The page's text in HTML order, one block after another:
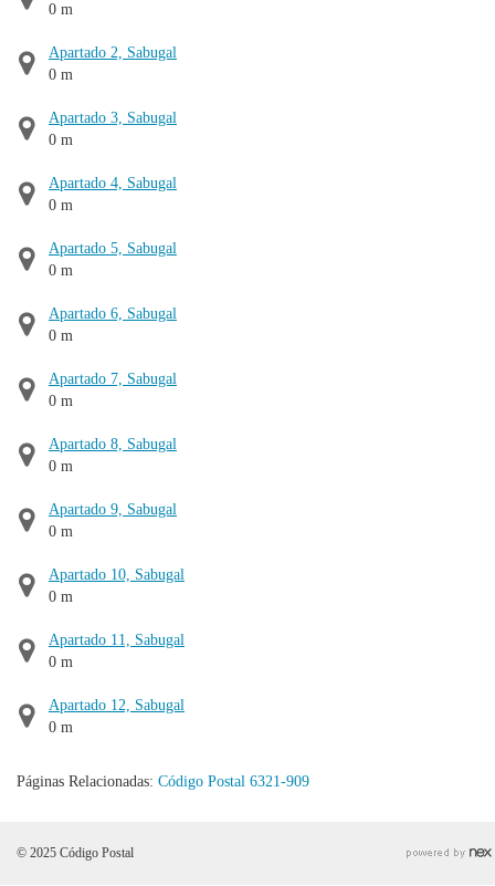
0 m
Apartado 2, Sabugal
0 m
Apartado 3, Sabugal
0 m
Apartado 4, Sabugal
0 m
Apartado 5, Sabugal
0 m
Apartado 6, Sabugal
0 m
Apartado 7, Sabugal
0 m
Apartado 8, Sabugal
0 m
Apartado 9, Sabugal
0 m
Apartado 10, Sabugal
0 m
Apartado 11, Sabugal
0 m
Apartado 12, Sabugal
0 m
Páginas Relacionadas: Código Postal 6321-909
© 2025 Código Postal